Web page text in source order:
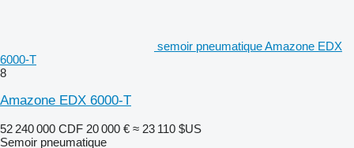
semoir pneumatique Amazone EDX
6000-T
8
Amazone EDX 6000-T
52 240 000 CDF 20 000 € ≈ 23 110 $US
Semoir pneumatique